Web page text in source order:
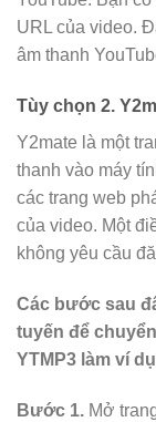
URL của video.
âm thanh
Tùy chọn 2.
Y2mate là một
thanh vào máy
các trang web
của video. Một
không yêu cầu
Các bước sau
tuyến để
YTMP3 làm ví
Bước 1. Mở